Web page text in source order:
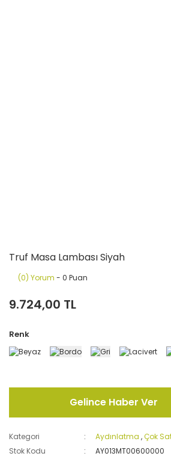
Truf Masa Lambası Siyah
(0) Yorum - 0 Puan
9.724,00 TL
Renk
Gelince Haber Ver
Kategori Aydınlatma ,Çok
Stok Kodu
AY013MT00600000